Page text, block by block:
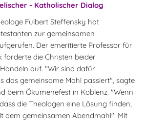
- Katholischer Dialog
Fulbert Steffensky hat
zur gemeinsamen
Der emeritierte Professor für
forderte die Christen beider
auf. "Wir sind dafür
das gemeinsame Mahl passiert", sagte
beim Ökumenefest in Koblenz. "Wenn
die Theologen eine Lösung finden,
dem gemeinsamen Abendmahl". Mit